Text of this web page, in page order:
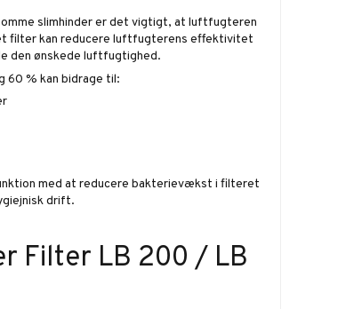
slimhinder er det vigtigt, at luftfugteren
filter kan reducere luftfugterens effektivitet
den ønskede luftfugtighed.
60 % kan bidrage til:
med at reducere bakterievækst i filteret
drift.
Filter LB 200 / LB